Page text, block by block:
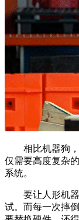
相比机器狗，
仅需要高度复杂
系统。
要让人形机器
试。而每一次摔